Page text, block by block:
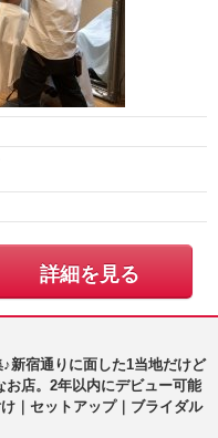
詳細を見る
新宿通りに面した1当地だけど
店。2年以内にデビュー可能
｜セットアップ｜ブライダル